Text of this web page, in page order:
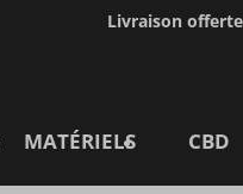
Livraison
MATÉRIELS CBD